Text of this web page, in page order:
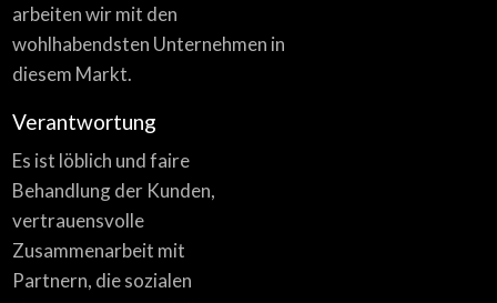
arbeiten wir mit den
wohlhabendsten Unternehmen in
diesem Markt.
Verantwortung
Es ist löblich und faire
Behandlung der Kunden,
vertrauensvolle
Zusammenarbeit mit
Partnern, die sozialen